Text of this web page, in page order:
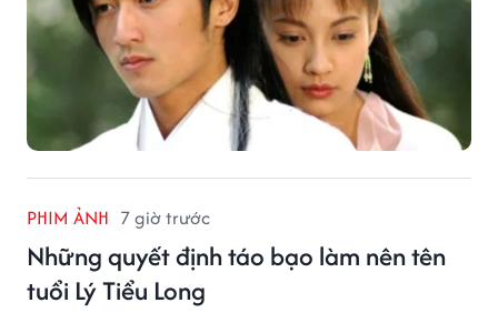
PHIM ẢNH 7 giờ trước
Những quyết định táo bạo làm nên tên
tuổi Lý Tiểu Long